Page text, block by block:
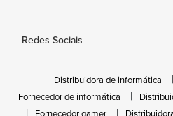
Redes Sociais
Distribuidora de informática
Fornecedor de informática